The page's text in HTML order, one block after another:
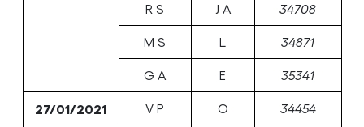
R S J A 34708
M S L 34871
G A E 35341
27/01/2021 V P O 34454